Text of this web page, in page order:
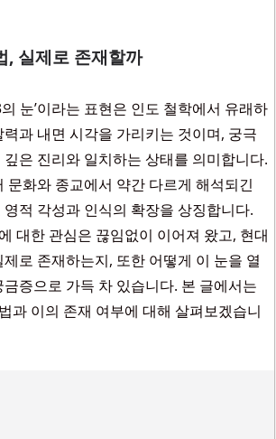
, 실제로 존재할까
눈’이라는 표현은 인도 철학에서 유래하
과 내면 시각을 가리키는 것이며, 궁극
은 진리와 일치하는 상태를 의미합니다.
문화와 종교에서 약간 다르게 해석되긴
적 각성과 인식의 확장을 상징합니다.
대한 관심은 끊임없이 이어져 왔고, 현대
로 존재하는지, 또한 어떻게 이 눈을 열
증으로 가득 차 있습니다. 본 글에서는
과 이의 존재 여부에 대해 살펴보겠습니